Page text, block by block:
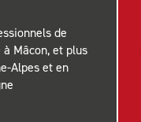
de
Mâcon, et plus
Alpes et en